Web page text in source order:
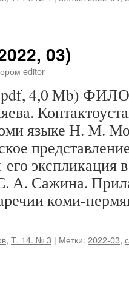
03)
editor
(pdf, 4,0 Mb)
языке Н. М.
экспликация
А. Сажина.
коми-
, Т. 14. № 3 | Метки: 2022-03,